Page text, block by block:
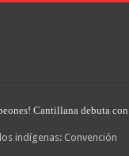
Cantillana debuta
indígenas: Convención